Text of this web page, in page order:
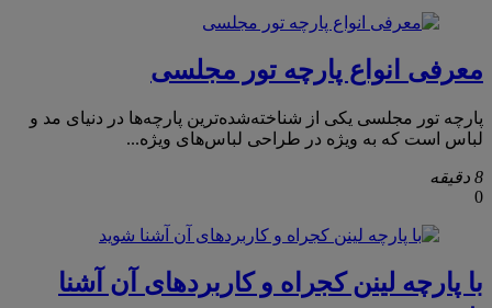
معرفی انواع پارچه تور مجلسی
پارچه تور مجلسی یکی از شناخته‌شده‌ترین پارچه‌ها در دنیای مد و
لباس است که به ویژه در طراحی لباس‌های ویژه...
8 دقیقه
0
با پارچه لینن کجراه و کاربردهای آن آشنا